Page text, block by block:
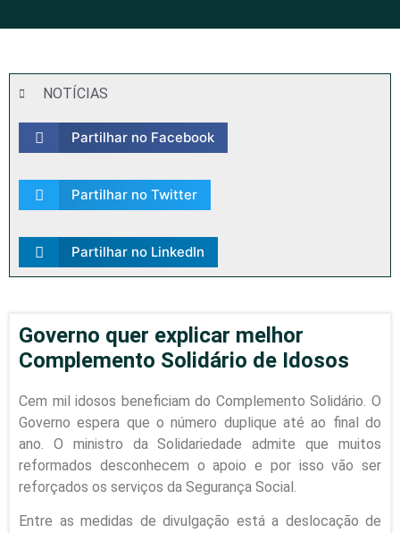
NOTÍCIAS
Partilhar no Facebook
Partilhar no Twitter
Partilhar no LinkedIn
Governo quer explicar melhor
Complemento Solidário de Idosos
Cem mil idosos beneficiam do Complemento Solidário. O
Governo espera que o número duplique até ao final do
ano. O ministro da Solidariedade admite que muitos
reformados desconhecem o apoio e por isso vão ser
reforçados os serviços da Segurança Social.
Entre as medidas de divulgação está a deslocação de